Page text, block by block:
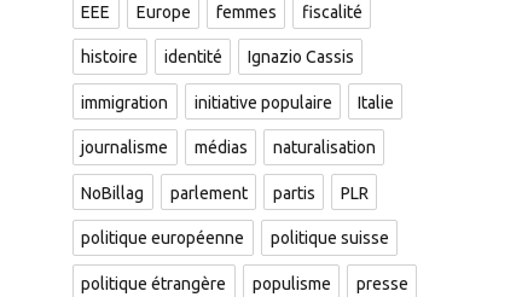
EEE Europe femmes fiscalité
histoire identité Ignazio Cassis
immigration initiative populaire Italie
journalisme médias naturalisation
NoBillag parlement partis PLR
politique européenne politique suisse
politique étrangère populisme presse